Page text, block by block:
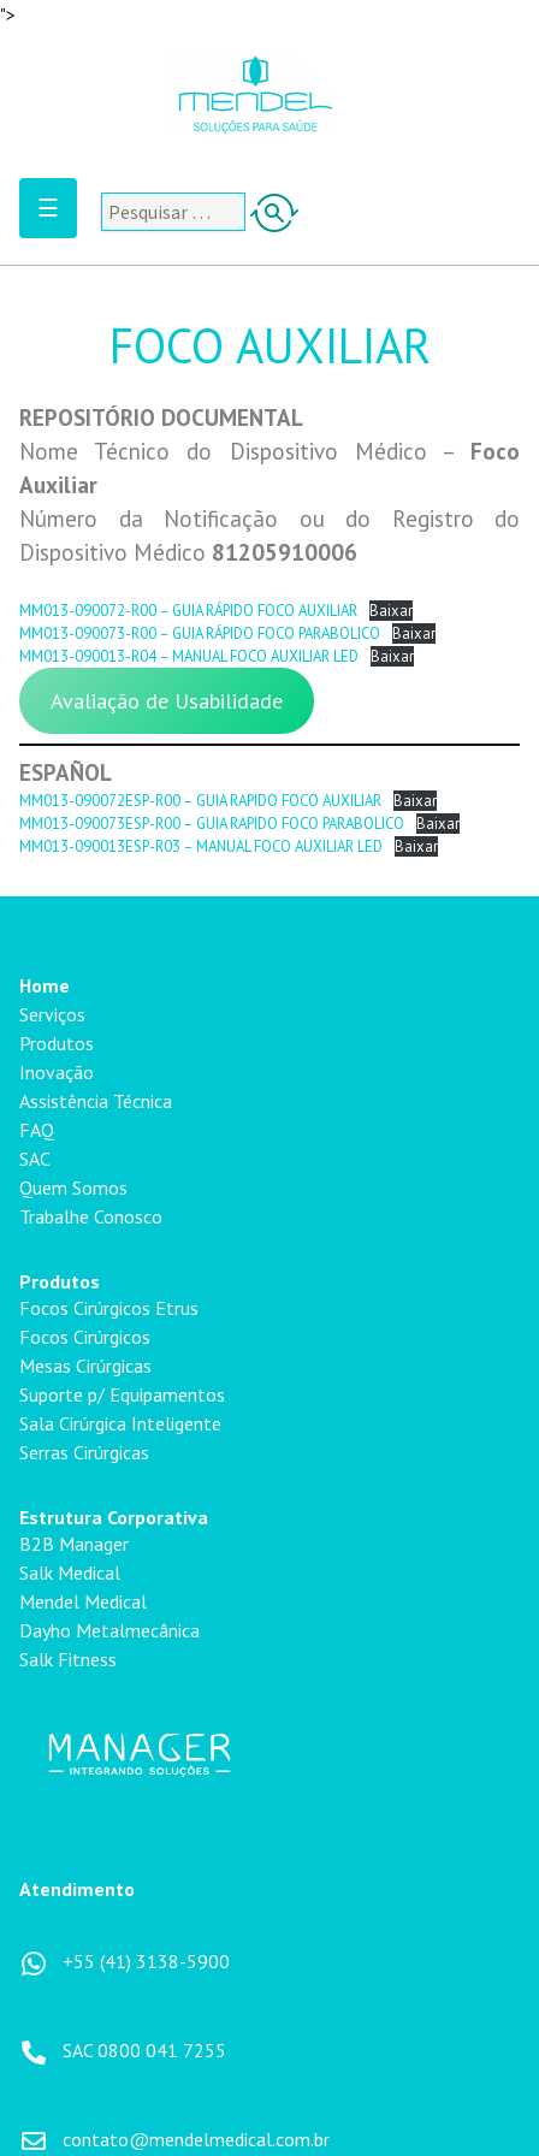
">
☰
FOCO AUXILIAR
REPOSITÓRIO DOCUMENTAL
Nome Técnico do Dispositivo Médico – Foco
Auxiliar
Número da Notificação ou do Registro do
Dispositivo Médico 81205910006
MM013-090072-R00 – GUIA RÁPIDO FOCO AUXILIAR Baixar
MM013-090073-R00 – GUIA RÁPIDO FOCO PARABOLICO
Baixar
MM013-090013-R04 – MANUAL FOCO AUXILIAR LED
Baixar
Avaliação de Usabilidade
ESPAÑOL
MM013-090072ESP-R00 – GUIA RAPIDO FOCO AUXILIAR Baixar
MM013-090073ESP-R00 – GUIA RAPIDO FOCO PARABOLICO
Baixar
MM013-090013ESP-R03 – MANUAL FOCO AUXILIAR LED
Baixar
Home
Serviços
Produtos
Inovação
Assistência Técnica
FAQ
SAC
Quem Somos
Trabalhe Conosco
Produtos
Focos Cirúrgicos Etrus
Focos Cirúrgicos
Mesas Cirúrgicas
Suporte p/ Equipamentos
Sala Cirúrgica Inteligente
Serras Cirúrgicas
Estrutura Corporativa
B2B Manager
Salk Medical
Mendel Medical
Dayho Metalmecânica
Salk Fitness
Atendimento
+55 (41) 3138-5900
SAC 0800 041 7255
contato@mendelmedical.com.br